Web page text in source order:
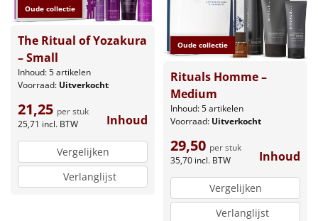
Sinterklaaspakketten
Particulier
Kerstgeschenken 2026
Relatiegeschenken
Cadeaubon
Oude collectie
The Ritual of Yozakura
– Small
Inhoud: 5 artikelen
Voorraad: Uitverkocht
21,25 per stuk
25,71 incl. BTW Inhoud
Vergelijken
Verlanglijst
Oude collectie
Rituals Homme –
Medium
Inhoud: 5 artikelen
Voorraad: Uitverkocht
29,50 per stuk
35,70 incl. BTW Inhoud
Vergelijken
Verlanglijst